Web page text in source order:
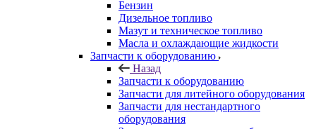
Бензин
Дизельное топливо
Мазут и техническое топливо
Масла и охлаждающие жидкости
Запчасти к оборудованию
Назад
Запчасти к оборудованию
Запчасти для литейного оборудования
Запчасти для нестандартного
оборудования